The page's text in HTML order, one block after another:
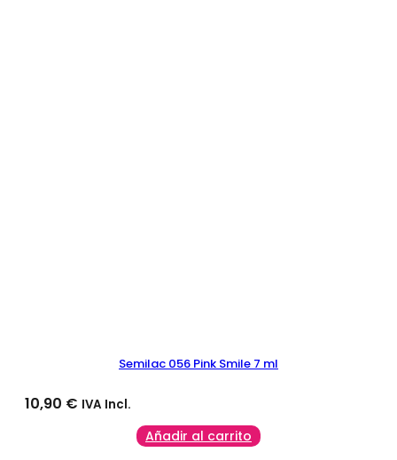
Semilac 056 Pink Smile 7 ml
10,90 € IVA Incl.
Añadir al carrito